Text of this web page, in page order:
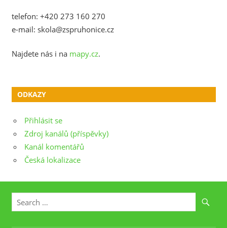
telefon: +420 273 160 270
e-mail: skola@zspruhonice.cz
Najdete nás i na mapy.cz.
ODKAZY
Přihlásit se
Zdroj kanálů (příspěvky)
Kanál komentářů
Česká lokalizace